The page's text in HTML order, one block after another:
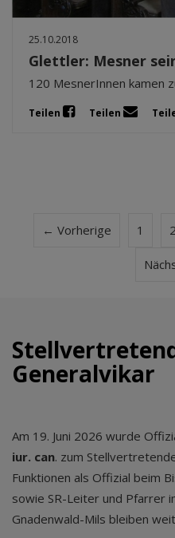
25.10.2018
Glettler: Mesner
120 MesnerInnen kamen
Teilen Teilen
← Vorherige 1 2
Generalvikar
Am 19. Juni 2026 wurde
iur. can. zum
Funktionen als Offizial beim
sowie SR-Leiter und Pfarrer
Gnadenwald-Mils bleiben